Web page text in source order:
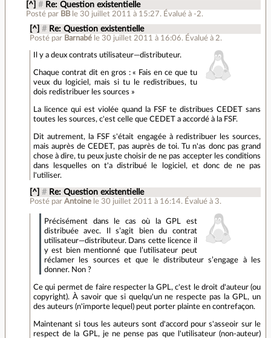
[^] # Re: Question existentielle
Posté par BB le 30 juillet 2011 à 15:27. Évalué à -2.
[^] # Re: Question existentielle
Posté par Barnabé le 30 juillet 2011 à 16:06. Évalué à 2.
Il y a deux contrats utilisateur—distributeur.
Chaque contrat dit en gros : « Fais en ce que tu
veux du logiciel, mais si tu le redistribues, tu
dois redistribuer les sources »
La licence qui est violée quand la FSF te distribues CEDET sans
toutes les sources, c'est celle que CEDET a accordé à la FSF.
Dit autrement, la FSF s'était engagée à redistribuer les sources,
mais auprès de CEDET, pas auprès de toi. Tu n'as donc pas grand
chose à dire, tu peux juste choisir de ne pas accepter les conditions
dans lesquelles on t'a distribué le logiciel, et donc de ne pas
l'utiliser.
[^] # Re: Question existentielle
Posté par Antoine le 30 juillet 2011 à 16:14. Évalué à 3.
Précisément dans le cas où la GPL est
distribuée avec. Il s’agit bien du contrat
utilisateur—distributeur. Dans cette licence il
y est bien mentionné que l’utilisateur peut
réclamer les sources et que le distributeur s’engage à les
donner. Non ?
Ce qui permet de faire respecter la GPL, c'est le droit d'auteur (ou
copyright). À savoir que si quelqu'un ne respecte pas la GPL, un
des auteurs (n'importe lequel) peut porter plainte en contrefaçon.
Maintenant si tous les auteurs sont d'accord pour s'asseoir sur le
respect de la GPL, je ne pense pas que l'utilisateur (non-auteur)